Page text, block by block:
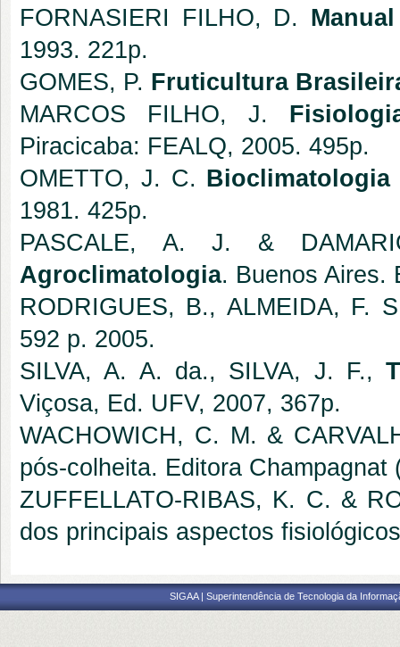
FORNASIERI FILHO, D.
1993. 221p.
GOMES, P. Fruticultura
MARCOS FILHO, J.
Piracicaba: FEALQ, 2005. 495p.
OMETTO, J. C. Bioclimatologia
1981. 425p.
PASCALE, A. J. &
Agroclimatologia. Buenos Aires.
RODRIGUES, B., ALMEIDA, F.
592 p. 2005.
SILVA, A. A. da., SILVA, J. F.,
Viçosa, Ed. UFV, 2007, 367p.
WACHOWICH, C. M. &
pós-colheita. Editora
ZUFFELLATO-RIBAS, K. C. &
dos principais aspectos
SIGAA | Superintendência de Tecnologia da